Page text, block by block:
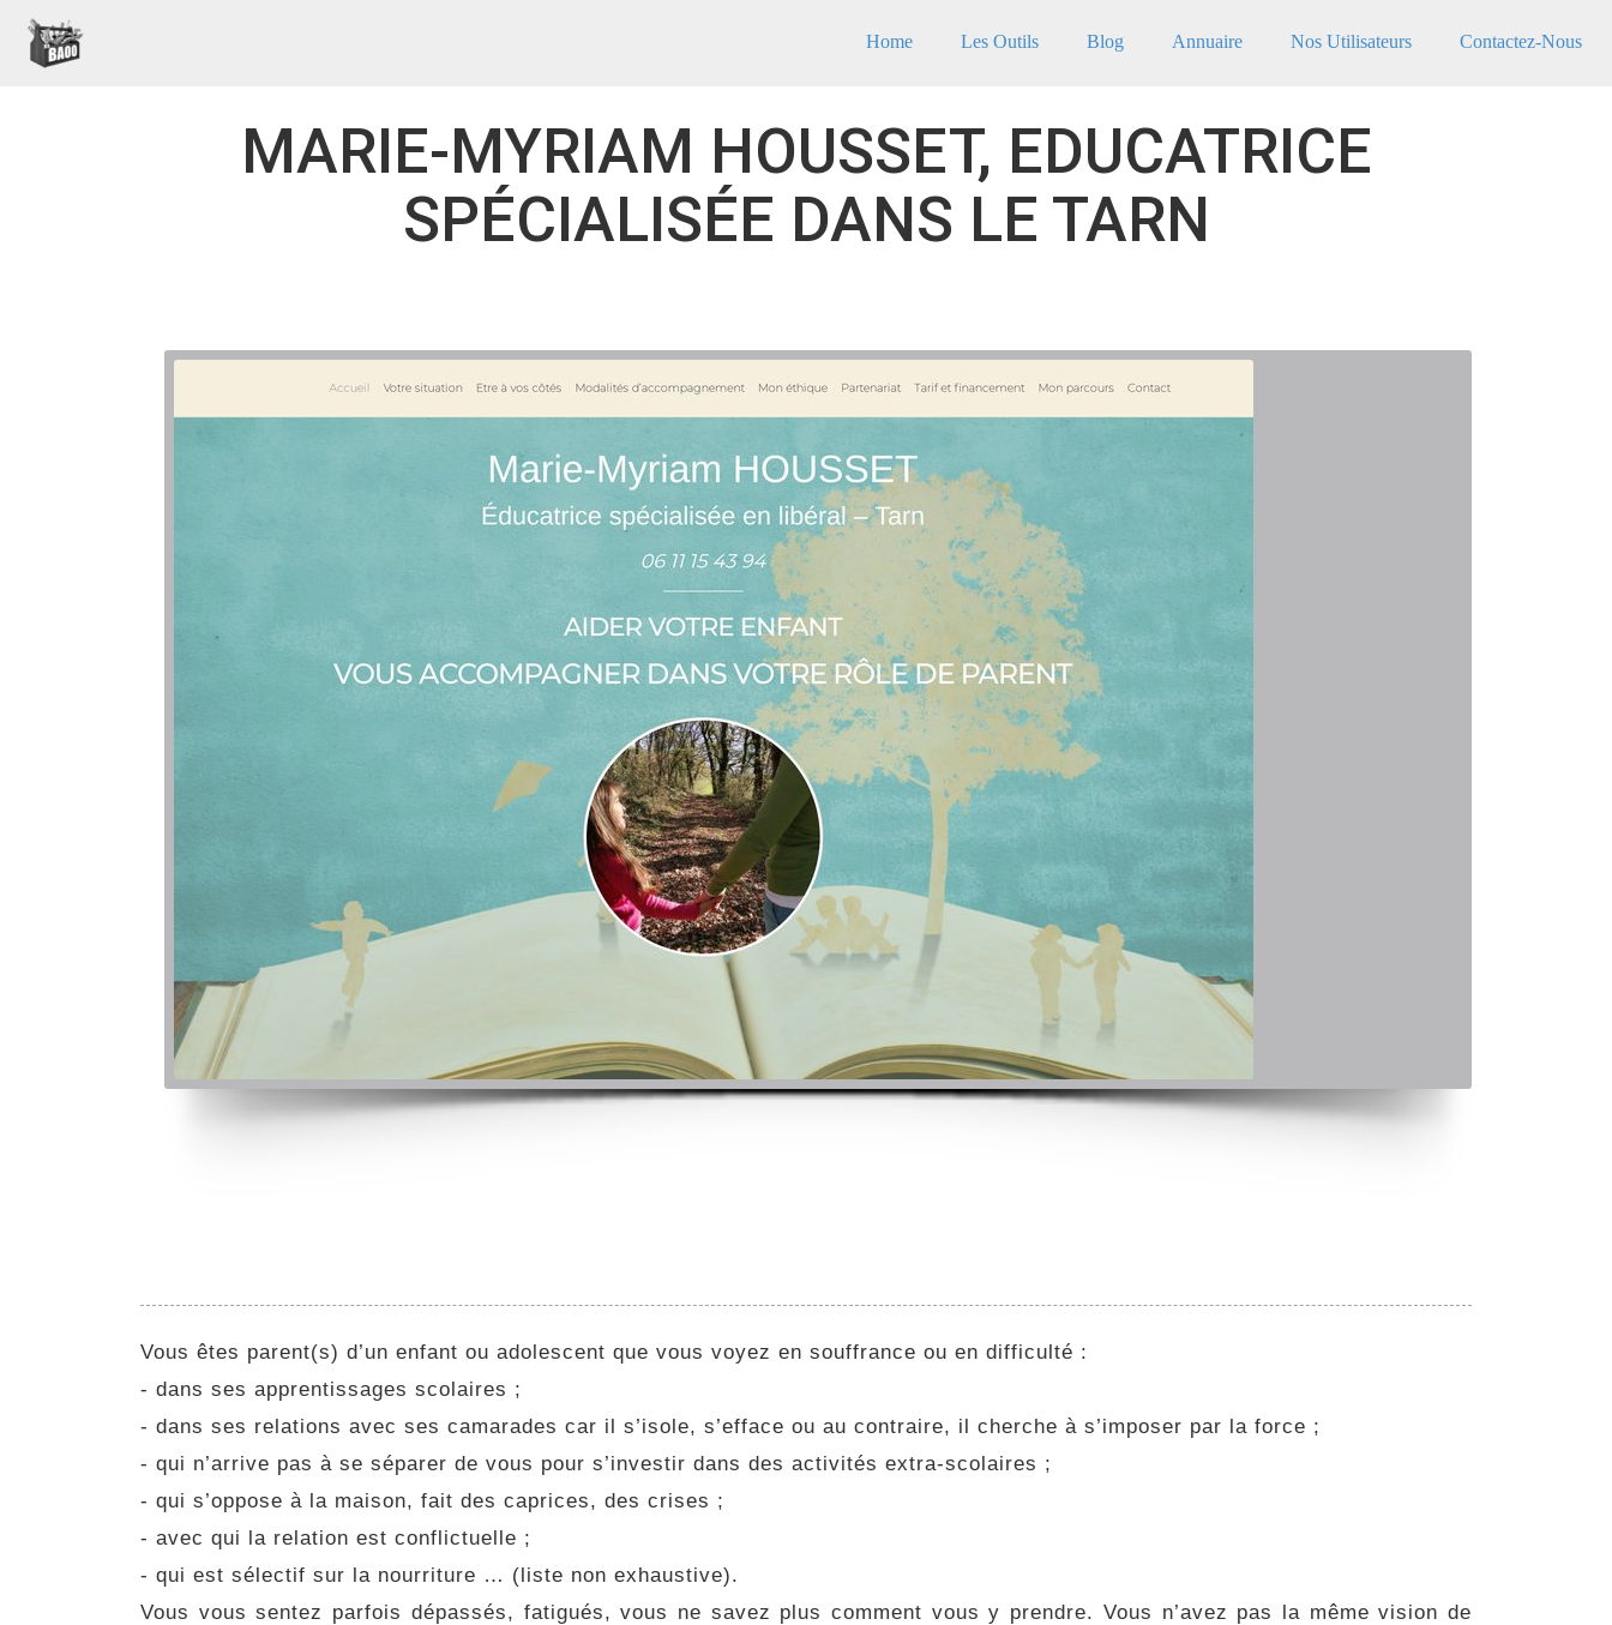
Home Les Outils Blog Annuaire Nos Utilisateurs Contactez-Nous
MARIE-MYRIAM HOUSSET, EDUCATRICE
SPÉCIALISÉE DANS LE TARN
Vous êtes parent(s) d’un enfant ou adolescent que vous voyez en souffrance ou en difficulté :
- dans ses apprentissages scolaires ;
- dans ses relations avec ses camarades car il s’isole, s’efface ou au contraire, il cherche à s’imposer par la force ;
- qui n’arrive pas à se séparer de vous pour s’investir dans des activités extra-scolaires ;
- qui s’oppose à la maison, fait des caprices, des crises ;
- avec qui la relation est conflictuelle ;
- qui est sélectif sur la nourriture … (liste non exhaustive).
Vous vous sentez parfois dépassés, fatigués, vous ne savez plus comment vous y prendre. Vous n’avez pas la même vision de